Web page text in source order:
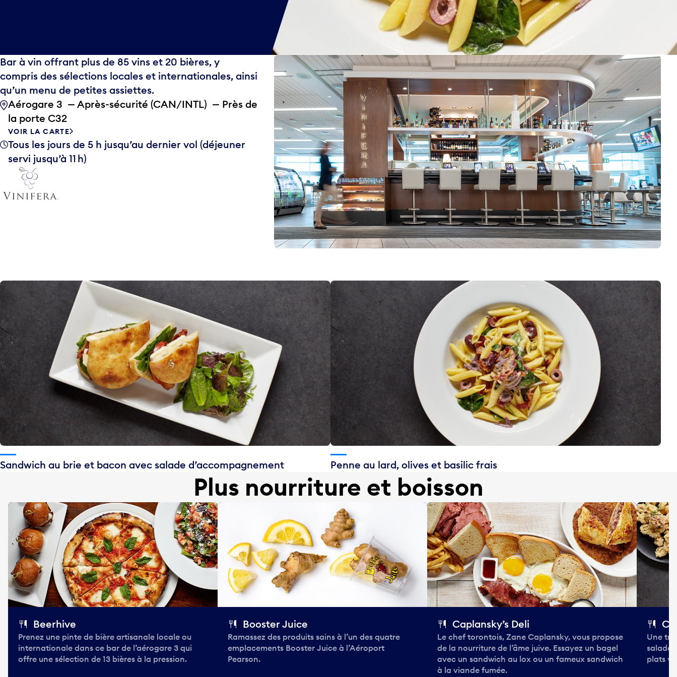
Bar à vin offrant plus de 85 vins et 20 bières, y
compris des sélections locales et internationales, ainsi
qu’un menu de petites assiettes.
Aérogare 3 — Après-sécurité (CAN/INTL) — Près de
la porte C32
VOIR LA CARTE
Tous les jours de 5 h jusqu’au dernier vol (déjeuner
servi jusqu’à 11 h)
Sandwich au brie et bacon avec salade d’accompagnement Penne au lard, olives et basilic frais
Plus nourriture et boisson
Beerhive
Prenez une pinte de bière artisanale locale ou
internationale dans ce bar de l’aérogare 3 qui
offre une sélection de 13 bières à la pression.
Booster Juice
Ramassez des produits sains à l’un des quatre
emplacements Booster Juice à l’Aéroport
Pearson.
Caplansky’s Deli
Le chef torontois, Zane Caplansky, vous propose
de la nourriture de l’âme juive. Essayez un bagel
avec un sandwich au lox ou un fameux sandwich
à la viande fumée.
Une
plats